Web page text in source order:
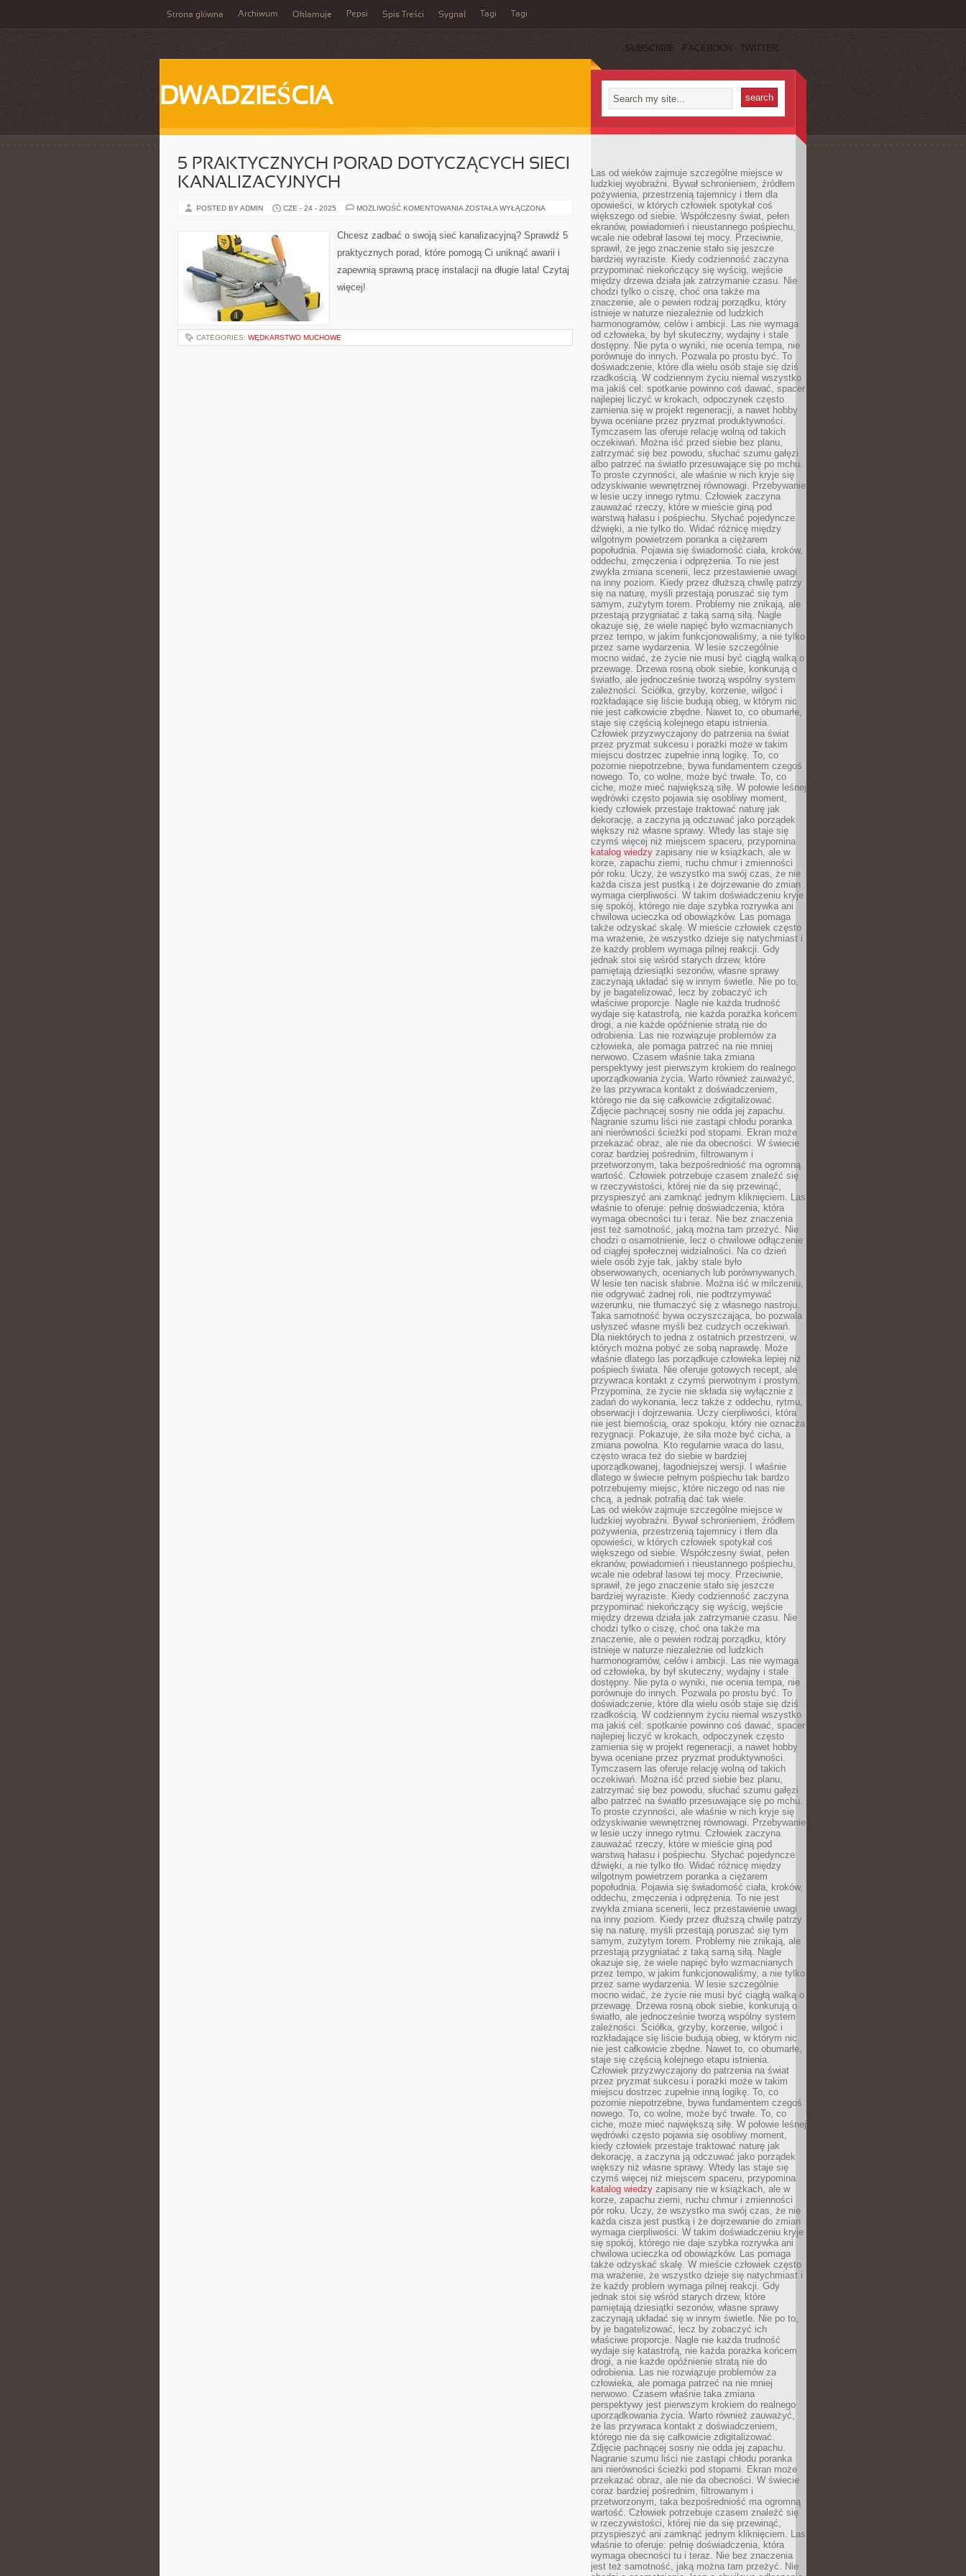
Strona główna Archiwum Okłamuje Pepsi Spis Treści Sygnał Tagi Tagi
SUBSCRIBE FACEBOOK TWITTER
DWADZIEŚCIA
5 PRAKTYCZNYCH PORAD DOTYCZĄCYCH SIECI
KANALIZACYJNYCH
POSTED BY ADMIN CZE - 24 - 2025 MOŻLIWOŚĆ KOMENTOWANIA 5
DOTYCZĄCYCH
SIECI
ZOSTAŁA WYŁĄCZONA
Chcesz zadbać o swoją sieć kanalizacyjną? Sprawdź 5
praktycznych porad, które pomogą Ci uniknąć awarii i
zapewnią sprawną pracę instalacji na długie lata! Czytaj
więcej!
CATEGORIES: WĘDKARSTWO MUCHOWE
Las od wieków zajmuje szczególne miejsce w
ludzkiej wyobraźni. Bywał schronieniem, źródłem
pożywienia, przestrzenią tajemnicy i tłem dla
opowieści, w których człowiek spotykał coś
większego od siebie. Współczesny świat, pełen
ekranów, powiadomień i nieustannego pośpiechu,
wcale nie odebrał lasowi tej mocy. Przeciwnie,
sprawił, że jego znaczenie stało się jeszcze
bardziej wyraziste. Kiedy codzienność zaczyna
przypominać niekończący się wyścig, wejście
między drzewa działa jak zatrzymanie czasu. Nie
chodzi tylko o ciszę, choć ona także ma
znaczenie, ale o pewien rodzaj porządku, który
istnieje w naturze niezależnie od ludzkich
harmonogramów, celów i ambicji. Las nie wymaga
od człowieka, by był skuteczny, wydajny i stale
dostępny. Nie pyta o wyniki, nie ocenia tempa, nie
porównuje do innych. Pozwala po prostu być. To
doświadczenie, które dla wielu osób staje się dziś
rzadkością. W codziennym życiu niemal wszystko
ma jakiś cel: spotkanie powinno coś dawać, spacer
najlepiej liczyć w krokach, odpoczynek często
zamienia się w projekt regeneracji, a nawet hobby
bywa oceniane przez pryzmat produktywności.
Tymczasem las oferuje relację wolną od takich
oczekiwań. Można iść przed siebie bez planu,
zatrzymać się bez powodu, słuchać szumu gałęzi
albo patrzeć na światło przesuwające się po mchu.
To proste czynności, ale właśnie w nich kryje się
odzyskiwanie wewnętrznej równowagi. Przebywanie
w lesie uczy innego rytmu. Człowiek zaczyna
zauważać rzeczy, które w mieście giną pod
warstwą hałasu i pośpiechu. Słychać pojedyncze
dźwięki, a nie tylko tło. Widać różnicę między
wilgotnym powietrzem poranka a ciężarem
popołudnia. Pojawia się świadomość ciała, kroków,
oddechu, zmęczenia i odprężenia. To nie jest
zwykła zmiana scenerii, lecz przestawienie uwagi
na inny poziom. Kiedy przez dłuższą chwilę patrzy
się na naturę, myśli przestają poruszać się tym
samym, zużytym torem. Problemy nie znikają, ale
przestają przygniatać z taką samą siłą. Nagle
okazuje się, że wiele napięć było wzmacnianych
przez tempo, w jakim funkcjonowaliśmy, a nie tylko
przez same wydarzenia. W lesie szczególnie
mocno widać, że życie nie musi być ciągłą walką o
przewagę. Drzewa rosną obok siebie, konkurują o
światło, ale jednocześnie tworzą wspólny system
zależności. Ściółka, grzyby, korzenie, wilgoć i
rozkładające się liście budują obieg, w którym nic
nie jest całkowicie zbędne. Nawet to, co obumarłe,
staje się częścią kolejnego etapu istnienia.
Człowiek przyzwyczajony do patrzenia na świat
przez pryzmat sukcesu i porażki może w takim
miejscu dostrzec zupełnie inną logikę. To, co
pozornie niepotrzebne, bywa fundamentem czegoś
nowego. To, co wolne, może być trwałe. To, co
ciche, może mieć największą siłę. W połowie leśnej
wędrówki często pojawia się osobliwy moment,
kiedy człowiek przestaje traktować naturę jak
dekorację, a zaczyna ją odczuwać jako porządek
większy niż własne sprawy. Wtedy las staje się
czymś więcej niż miejscem spaceru, przypomina
katalog wiedzy zapisany nie w książkach, ale w
korze, zapachu ziemi, ruchu chmur i zmienności
pór roku. Uczy, że wszystko ma swój czas, że nie
każda cisza jest pustką i że dojrzewanie do zmian
wymaga cierpliwości. W takim doświadczeniu kryje
się spokój, którego nie daje szybka rozrywka ani
chwilowa ucieczka od obowiązków. Las pomaga
także odzyskać skalę. W mieście człowiek często
ma wrażenie, że wszystko dzieje się natychmiast i
że każdy problem wymaga pilnej reakcji. Gdy
jednak stoi się wśród starych drzew, które
pamiętają dziesiątki sezonów, własne sprawy
zaczynają układać się w innym świetle. Nie po to,
by je bagatelizować, lecz by zobaczyć ich
właściwe proporcje. Nagle nie każda trudność
wydaje się katastrofą, nie każda porażka końcem
drogi, a nie każde opóźnienie stratą nie do
odrobienia. Las nie rozwiązuje problemów za
człowieka, ale pomaga patrzeć na nie mniej
nerwowo. Czasem właśnie taka zmiana
perspektywy jest pierwszym krokiem do realnego
uporządkowania życia. Warto również zauważyć,
że las przywraca kontakt z doświadczeniem,
którego nie da się całkowicie zdigitalizować.
Zdjęcie pachnącej sosny nie odda jej zapachu.
Nagranie szumu liści nie zastąpi chłodu poranka
ani nierówności ścieżki pod stopami. Ekran może
przekazać obraz, ale nie da obecności. W świecie
coraz bardziej pośrednim, filtrowanym i
przetworzonym, taka bezpośredniość ma ogromną
wartość. Człowiek potrzebuje czasem znaleźć się
w rzeczywistości, której nie da się przewinąć,
przyspieszyć ani zamknąć jednym kliknięciem. Las
właśnie to oferuje: pełnię doświadczenia, która
wymaga obecności tu i teraz. Nie bez znaczenia
jest też samotność, jaką można tam przeżyć. Nie
chodzi o osamotnienie, lecz o chwilowe odłączenie
od ciągłej społecznej widzialności. Na co dzień
wiele osób żyje tak, jakby stale było
obserwowanych, ocenianych lub porównywanych.
W lesie ten nacisk słabnie. Można iść w milczeniu,
nie odgrywać żadnej roli, nie podtrzymywać
wizerunku, nie tłumaczyć się z własnego nastroju.
Taka samotność bywa oczyszczająca, bo pozwala
usłyszeć własne myśli bez cudzych oczekiwań.
Dla niektórych to jedna z ostatnich przestrzeni, w
których można pobyć ze sobą naprawdę. Może
właśnie dlatego las porządkuje człowieka lepiej niż
pośpiech świata. Nie oferuje gotowych recept, ale
przywraca kontakt z czymś pierwotnym i prostym.
Przypomina, że życie nie składa się wyłącznie z
zadań do wykonania, lecz także z oddechu, rytmu,
obserwacji i dojrzewania. Uczy cierpliwości, która
nie jest biernością, oraz spokoju, który nie oznacza
rezygnacji. Pokazuje, że siła może być cicha, a
zmiana powolna. Kto regularnie wraca do lasu,
często wraca też do siebie w bardziej
uporządkowanej, łagodniejszej wersji. I właśnie
dlatego w świecie pełnym pośpiechu tak bardzo
potrzebujemy miejsc, które niczego od nas nie
chcą, a jednak potrafią dać tak wiele.
Las od wieków zajmuje szczególne miejsce w
ludzkiej wyobraźni. Bywał schronieniem, źródłem
pożywienia, przestrzenią tajemnicy i tłem dla
opowieści, w których człowiek spotykał coś
większego od siebie. Współczesny świat, pełen
ekranów, powiadomień i nieustannego pośpiechu,
wcale nie odebrał lasowi tej mocy. Przeciwnie,
sprawił, że jego znaczenie stało się jeszcze
bardziej wyraziste. Kiedy codzienność zaczyna
przypominać niekończący się wyścig, wejście
między drzewa działa jak zatrzymanie czasu. Nie
chodzi tylko o ciszę, choć ona także ma
znaczenie, ale o pewien rodzaj porządku, który
istnieje w naturze niezależnie od ludzkich
harmonogramów, celów i ambicji. Las nie wymaga
od człowieka, by był skuteczny, wydajny i stale
dostępny. Nie pyta o wyniki, nie ocenia tempa, nie
porównuje do innych. Pozwala po prostu być. To
doświadczenie, które dla wielu osób staje się dziś
rzadkością. W codziennym życiu niemal wszystko
ma jakiś cel: spotkanie powinno coś dawać, spacer
najlepiej liczyć w krokach, odpoczynek często
zamienia się w projekt regeneracji, a nawet hobby
bywa oceniane przez pryzmat produktywności.
Tymczasem las oferuje relację wolną od takich
oczekiwań. Można iść przed siebie bez planu,
zatrzymać się bez powodu, słuchać szumu gałęzi
albo patrzeć na światło przesuwające się po mchu.
To proste czynności, ale właśnie w nich kryje się
odzyskiwanie wewnętrznej równowagi. Przebywanie
w lesie uczy innego rytmu. Człowiek zaczyna
zauważać rzeczy, które w mieście giną pod
warstwą hałasu i pośpiechu. Słychać pojedyncze
dźwięki, a nie tylko tło. Widać różnicę między
wilgotnym powietrzem poranka a ciężarem
popołudnia. Pojawia się świadomość ciała, kroków,
oddechu, zmęczenia i odprężenia. To nie jest
zwykła zmiana scenerii, lecz przestawienie uwagi
na inny poziom. Kiedy przez dłuższą chwilę patrzy
się na naturę, myśli przestają poruszać się tym
samym, zużytym torem. Problemy nie znikają, ale
przestają przygniatać z taką samą siłą. Nagle
okazuje się, że wiele napięć było wzmacnianych
przez tempo, w jakim funkcjonowaliśmy, a nie tylko
przez same wydarzenia. W lesie szczególnie
mocno widać, że życie nie musi być ciągłą walką o
przewagę. Drzewa rosną obok siebie, konkurują o
światło, ale jednocześnie tworzą wspólny system
zależności. Ściółka, grzyby, korzenie, wilgoć i
rozkładające się liście budują obieg, w którym nic
nie jest całkowicie zbędne. Nawet to, co obumarłe,
staje się częścią kolejnego etapu istnienia.
Człowiek przyzwyczajony do patrzenia na świat
przez pryzmat sukcesu i porażki może w takim
miejscu dostrzec zupełnie inną logikę. To, co
pozornie niepotrzebne, bywa fundamentem czegoś
nowego. To, co wolne, może być trwałe. To, co
ciche, może mieć największą siłę. W połowie leśnej
wędrówki często pojawia się osobliwy moment,
kiedy człowiek przestaje traktować naturę jak
dekorację, a zaczyna ją odczuwać jako porządek
większy niż własne sprawy. Wtedy las staje się
czymś więcej niż miejscem spaceru, przypomina
katalog wiedzy zapisany nie w książkach, ale w
korze, zapachu ziemi, ruchu chmur i zmienności
pór roku. Uczy, że wszystko ma swój czas, że nie
każda cisza jest pustką i że dojrzewanie do zmian
wymaga cierpliwości. W takim doświadczeniu kryje
się spokój, którego nie daje szybka rozrywka ani
chwilowa ucieczka od obowiązków. Las pomaga
także odzyskać skalę. W mieście człowiek często
ma wrażenie, że wszystko dzieje się natychmiast i
że każdy problem wymaga pilnej reakcji. Gdy
jednak stoi się wśród starych drzew, które
pamiętają dziesiątki sezonów, własne sprawy
zaczynają układać się w innym świetle. Nie po to,
by je bagatelizować, lecz by zobaczyć ich
właściwe proporcje. Nagle nie każda trudność
wydaje się katastrofą, nie każda porażka końcem
drogi, a nie każde opóźnienie stratą nie do
odrobienia. Las nie rozwiązuje problemów za
człowieka, ale pomaga patrzeć na nie mniej
nerwowo. Czasem właśnie taka zmiana
perspektywy jest pierwszym krokiem do realnego
uporządkowania życia. Warto również zauważyć,
że las przywraca kontakt z doświadczeniem,
którego nie da się całkowicie zdigitalizować.
Zdjęcie pachnącej sosny nie odda jej zapachu.
Nagranie szumu liści nie zastąpi chłodu poranka
ani nierówności ścieżki pod stopami. Ekran może
przekazać obraz, ale nie da obecności. W świecie
coraz bardziej pośrednim, filtrowanym i
przetworzonym, taka bezpośredniość ma ogromną
wartość. Człowiek potrzebuje czasem znaleźć się
w rzeczywistości, której nie da się przewinąć,
przyspieszyć ani zamknąć jednym kliknięciem. Las
właśnie to oferuje: pełnię doświadczenia, która
wymaga obecności tu i teraz. Nie bez znaczenia
jest też samotność, jaką można tam przeżyć. Nie